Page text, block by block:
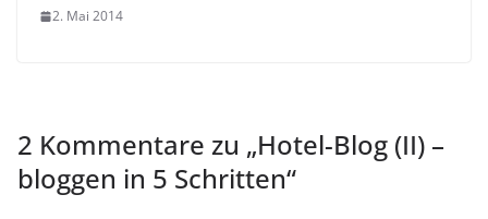
2. Mai 2014
2 Kommentare zu „Hotel-Blog (II) –
bloggen in 5 Schritten“